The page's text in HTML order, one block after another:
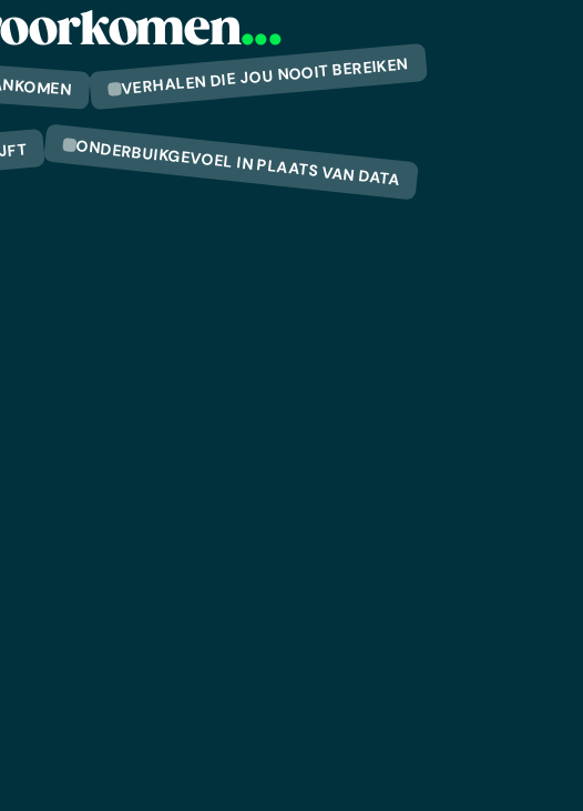
...
VERHALEN DIE JOU NOOIT BEREIKEN
ONDERBUIKGEVOEL IN PLAATS VAN DATA